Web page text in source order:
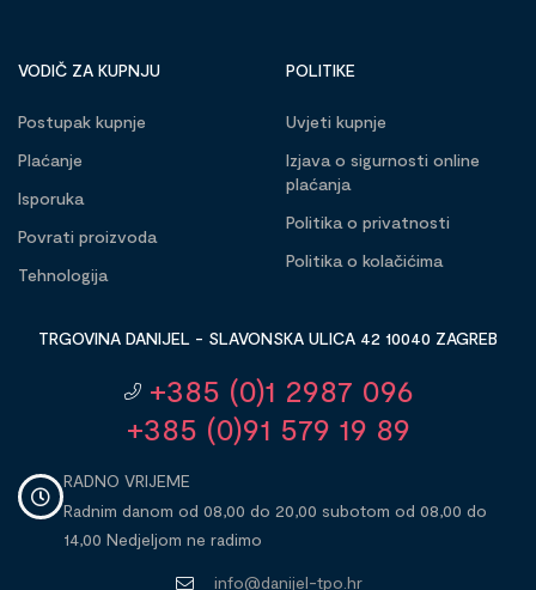
VODIČ ZA KUPNJU
Postupak kupnje
Plaćanje
Isporuka
Povrati proizvoda
Tehnologija
POLITIKE
Uvjeti kupnje
Izjava o sigurnosti online
plaćanja
Politika o privatnosti
Politika o kolačićima
TRGOVINA DANIJEL - SLAVONSKA ULICA 42 10040 ZAGREB
+385 (0)1 2987 096
+385 (0)91 579 19 89
RADNO VRIJEME
Radnim danom od 08,00 do 20,00 subotom od 08,00 do
14,00 Nedjeljom ne radimo
info@danijel-tpo.hr